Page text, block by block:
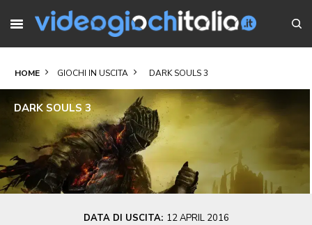
HOME GIOCHI IN USCITA DARK SOULS 3
DARK SOULS 3
DATA DI USCITA: 12 APRIL 2016